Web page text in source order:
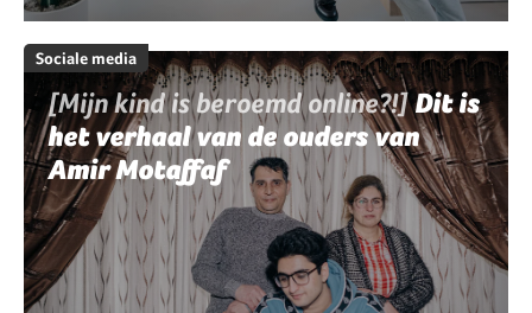
Sociale media
[Mijn kind is beroemd online?!]Dit is
het verhaal van de ouders van
Amir Motaffaf